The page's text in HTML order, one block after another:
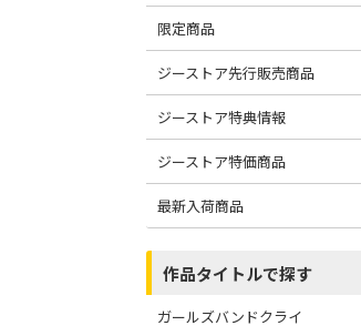
限定商品
ジーストア先行販売商品
ジーストア特典情報
ジーストア特価商品
最新入荷商品
作品タイトルで探す
ガールズバンドクライ